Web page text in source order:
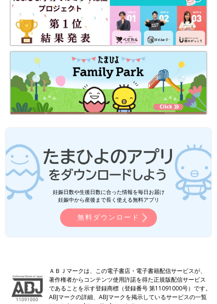
妊娠日数や生後日数に合った情報を毎日お届け
妊娠中から産後まで長く使える無料アプリ
無料ダウンロード
ＡＢＪマークは、この電子書店・電子書籍配信サービスが、
著作権者からコンテンツ使用許諾を得た正規版配信サービス
であることを示す登録商標（登録番号 第11091000号）です。
ABJマークの詳細、ABJマークを掲示しているサービスの一覧